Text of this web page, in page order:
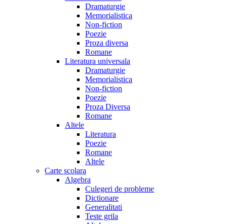
Dramaturgie
Memorialistica
Non-fiction
Poezie
Proza diversa
Romane
Literatura universala
Dramaturgie
Memorialistica
Non-fiction
Poezie
Proza Diversa
Romane
Altele
Literatura
Poezie
Romane
Altele
Carte scolara
Algebra
Culegeri de probleme
Dictionare
Generalitati
Teste grila